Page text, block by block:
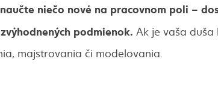
niečo nové na pracovnom poli –
podmienok. Ak je vaša
majstrovania či modelovania.